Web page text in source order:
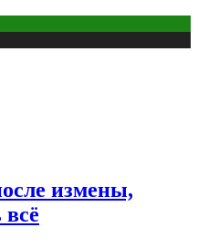
измены,